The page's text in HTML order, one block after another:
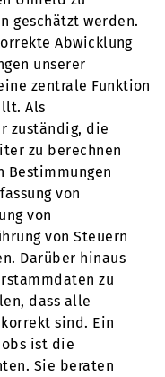
geschätzt werden.
Abwicklung
unserer
zentrale Funktion
Als
zuständig, die
zu berechnen
Bestimmungen
von
von
von Steuern
Darüber hinaus
zu
dass alle
sind. Ein
ist die
Sie beraten